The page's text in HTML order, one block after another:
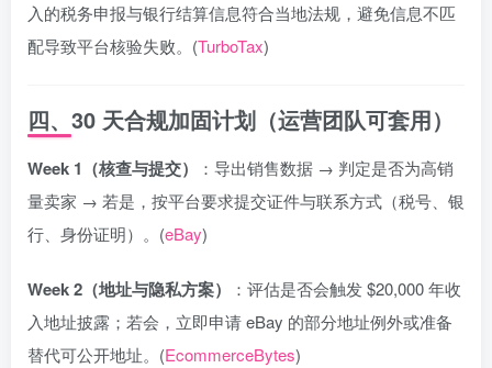
入的税务申报与银行结算信息符合当地法规，避免信息不匹
配导致平台核验失败。(TurboTax)
四、30 天合规加固计划（运营团队可套用）
Week 1（核查与提交）
：导出销售数据 → 判定是否为高销
量卖家 → 若是，按平台要求提交证件与联系方式（税号、银
行、身份证明）。(eBay)
Week 2（地址与隐私方案）
：评估是否会触发 $20,000 年收
入地址披露；若会，立即申请 eBay 的部分地址例外或准备
替代可公开地址。(EcommerceBytes)